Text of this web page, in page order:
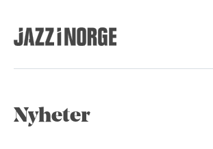
Nyheter